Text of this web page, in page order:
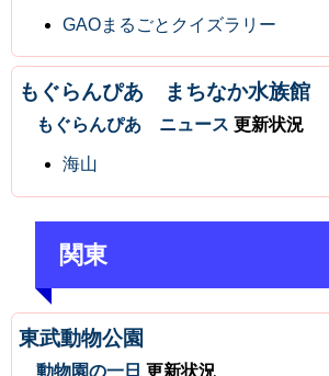
GAOまるごとクイズラリー
もぐらんぴあ まちなか水族館
もぐらんぴあ ニュース 更新状況
海山
関東
東武動物公園
動物園の一日 更新状況